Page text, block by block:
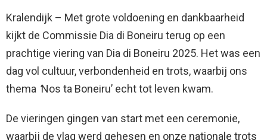
Kralendijk – Met grote voldoening en dankbaarheid
kijkt de Commissie Dia di Boneiru terug op een
prachtige viering van Dia di Boneiru 2025. Het was een
dag vol cultuur, verbondenheid en trots, waarbij ons
thema ‘Nos ta Boneiru’ echt tot leven kwam.
De vieringen gingen van start met een ceremonie,
waarbij de vlag werd gehesen en onze nationale trots